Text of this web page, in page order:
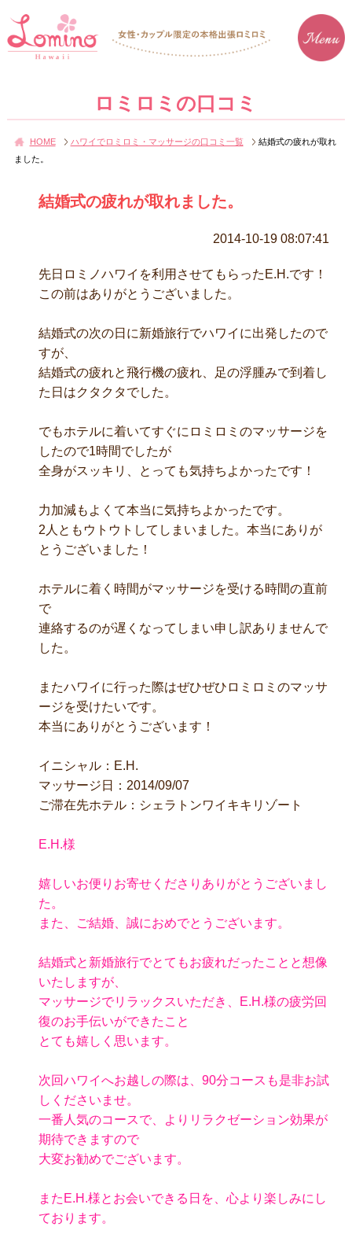
ロミロミの口コミ
HOME ハワイでロミロミ・マッサージの口コミ一覧
結婚式の疲れが取れ
ました。
結婚式の疲れが取れました。
2014-10-19 08:07:41
先日ロミノハワイを利用させてもらったE.H.です！
この前はありがとうございました。
結婚式の次の日に新婚旅行でハワイに出発したので
すが、
結婚式の疲れと飛行機の疲れ、足の浮腫みで到着し
た日はクタクタでした。
でもホテルに着いてすぐにロミロミのマッサージを
したので1時間でしたが
全身がスッキリ、とっても気持ちよかったです！
力加減もよくて本当に気持ちよかったです。
2人ともウトウトしてしまいました。本当にありが
とうございました！
ホテルに着く時間がマッサージを受ける時間の直前
で
連絡するのが遅くなってしまい申し訳ありませんで
した。
またハワイに行った際はぜひぜひロミロミのマッサ
ージを受けたいです。
本当にありがとうございます！
イニシャル：E.H.
マッサージ日：2014/09/07
ご滞在先ホテル：シェラトンワイキキリゾート
E.H.様
嬉しいお便りお寄せくださりありがとうございまし
た。
また、ご結婚、誠におめでとうございます。
結婚式と新婚旅行でとてもお疲れだったことと想像
いたしますが、
マッサージでリラックスいただき、E.H.様の疲労回
復のお手伝いができたこと
とても嬉しく思います。
次回ハワイへお越しの際は、90分コースも是非お試
しくださいませ。
一番人気のコースで、よりリラクゼーション効果が
期待できますので
大変お勧めでございます。
またE.H.様とお会いできる日を、心より楽しみにし
ております。